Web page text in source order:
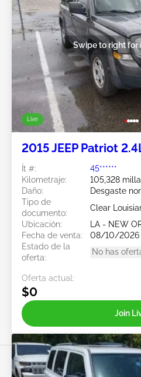
Live
Swipe to right for
2015 JEEP Patriot
Ít #:
45******
Kilometraje:
105,328
Daño:
Desgaste
Tipo de
documento:
Clear
Ubicación:
LA - NEW
Fecha de venta:
08/10/2026
Estado de la
oferta:
No has
Oferta actual:
$0
Join